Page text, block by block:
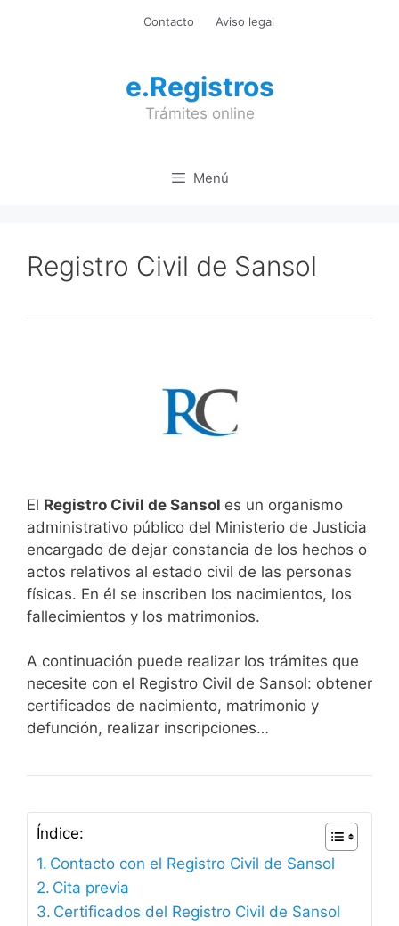
Contacto Aviso legal
e.Registros
Trámites online
Menú
Registro Civil de Sansol
El Registro Civil de Sansol es un organismo
administrativo público del Ministerio de Justicia
encargado de dejar constancia de los hechos o
actos relativos al estado civil de las personas
físicas. En él se inscriben los nacimientos, los
fallecimientos y los matrimonios.
A continuación puede realizar los trámites que
necesite con el Registro Civil de Sansol: obtener
certificados de nacimiento, matrimonio y
defunción, realizar inscripciones…
Índice:
Contacto con el Registro Civil de Sansol
Cita previa
Certificados del Registro Civil de Sansol